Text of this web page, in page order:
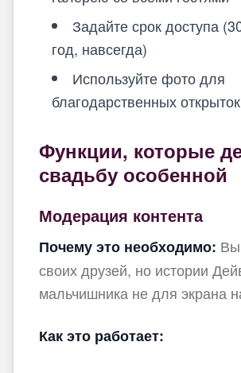
Задайте срок доступа
год, навсегда)
Используйте фото для
благодарственных
Функции, которые
свадьбу особенной
Модерация контента
Почему это необходимо:
своих друзей, но истории
мальчишника не для экрана
Как это работает: